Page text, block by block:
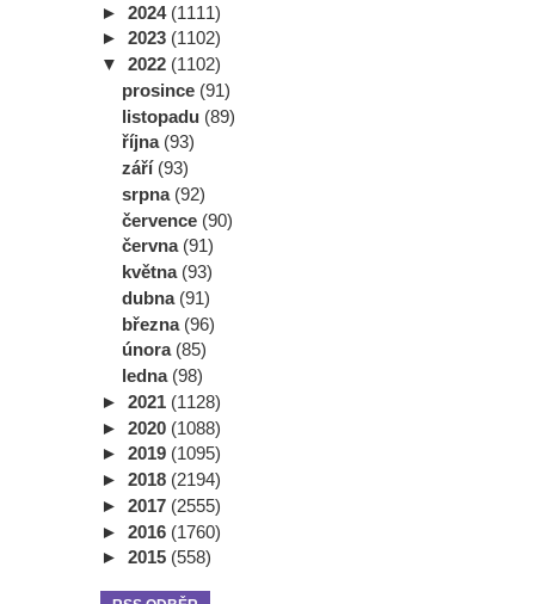
► 2024 (1111)
► 2023 (1102)
▼ 2022 (1102)
prosince (91)
listopadu (89)
října (93)
září (93)
srpna (92)
července (90)
června (91)
května (93)
dubna (91)
března (96)
února (85)
ledna (98)
► 2021 (1128)
► 2020 (1088)
► 2019 (1095)
► 2018 (2194)
► 2017 (2555)
► 2016 (1760)
► 2015 (558)